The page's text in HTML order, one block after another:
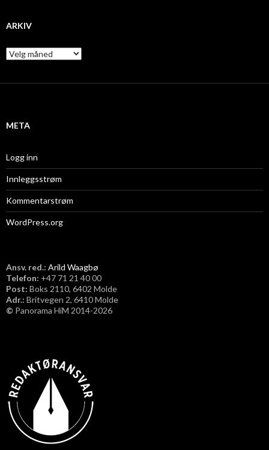
ARKIV
A
r
i
META
Logg inn
Innleggsstrøm
Kommentarstrøm
WordPress.org
Ansv. red.: Arild Waagbø
Telefon: ​+47 71 21 40 00
Post: Boks 2110, 6402 Molde
Adr.: Britvegen 2, 6410 Molde
© Panorama HiM 2014-2026